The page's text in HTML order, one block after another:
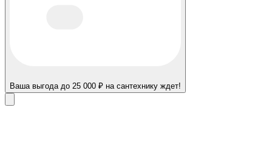
Ваша выгода до 25 000 ₽ на сантехнику ждет!